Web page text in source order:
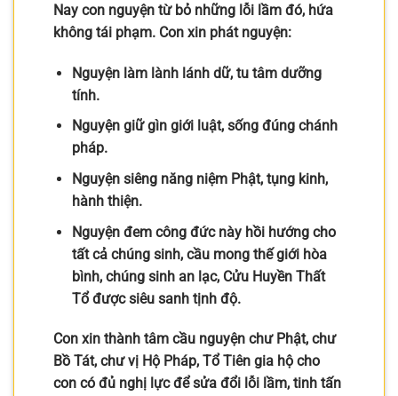
Nay con nguyện từ bỏ những lỗi lầm đó, hứa
không tái phạm. Con xin phát nguyện:
Nguyện làm lành lánh dữ, tu tâm dưỡng
tính.
Nguyện giữ gìn giới luật, sống đúng chánh
pháp.
Nguyện siêng năng niệm Phật, tụng kinh,
hành thiện.
Nguyện đem công đức này hồi hướng cho
tất cả chúng sinh, cầu mong thế giới hòa
bình, chúng sinh an lạc, Cửu Huyền Thất
Tổ được siêu sanh tịnh độ.
Con xin thành tâm cầu nguyện chư Phật, chư
Bồ Tát, chư vị Hộ Pháp, Tổ Tiên gia hộ cho
con có đủ nghị lực để sửa đổi lỗi lầm, tinh tấn